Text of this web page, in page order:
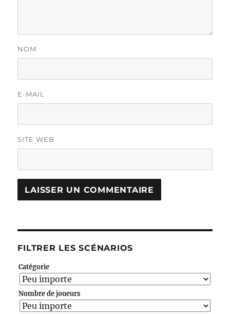
NOM
E-MAIL
SITE WEB
FILTRER LES SCÉNARIOS
Catégorie
Nombre de joueurs